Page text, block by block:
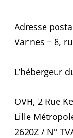
Adresse
Vannes − 8,
L’hébergeur
OVH, 2 Rue
Lille
2620Z / N°